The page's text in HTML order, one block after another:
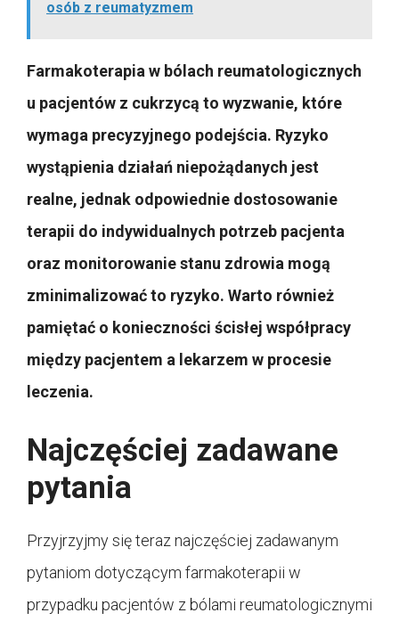
osób z reumatyzmem
Farmakoterapia w bólach reumatologicznych
u pacjentów z cukrzycą to wyzwanie, które
wymaga precyzyjnego podejścia. Ryzyko
wystąpienia działań niepożądanych jest
realne, jednak odpowiednie dostosowanie
terapii do indywidualnych potrzeb pacjenta
oraz monitorowanie stanu zdrowia mogą
zminimalizować to ryzyko. Warto również
pamiętać o konieczności ścisłej współpracy
między pacjentem a lekarzem w procesie
leczenia.
Najczęściej zadawane
pytania
Przyjrzyjmy się teraz najczęściej zadawanym
pytaniom dotyczącym farmakoterapii w
przypadku pacjentów z bólami reumatologicznymi